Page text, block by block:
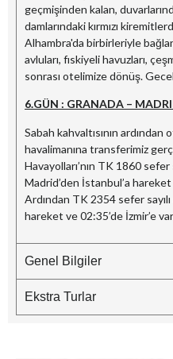
geçmişinden kalan,
damlarındaki kırmızı
Alhambra'da birbirleriyle
avluları, fıskiyeli havuzları,
sonrası otelimize dönüş.
6.GÜN : GRANADA –
Sabah kahvaltısının ardından
havalimanına transferimiz
Havayolları’nın TK 1860
Madrid’den İstanbul’a
Ardından TK 2354 sefer
hareket ve 02:35’de İzmir’e
Genel Bilgiler
Ekstra Turlar